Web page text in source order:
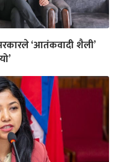
‘आतंकवादी शैली’